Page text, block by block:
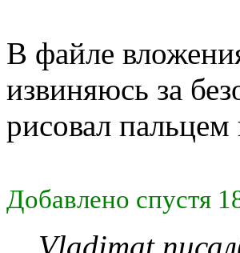
В файле
извиняюсь за
рисовал пальцем
Добавлено спустя